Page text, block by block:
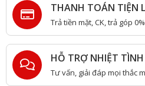
THANH TOÁN TIỆN
Trả tiền mặt, CK, trả góp 0%
HỖ TRỢ NHIỆT TÌNH
Tư vấn, giải đáp mọi thắc